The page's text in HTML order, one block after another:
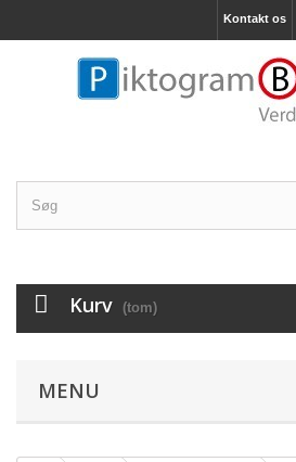
Kontakt os
Kurv (tom)
MENU